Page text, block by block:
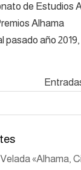
de Estudios
Alhama
año 2019,
«Alhama,